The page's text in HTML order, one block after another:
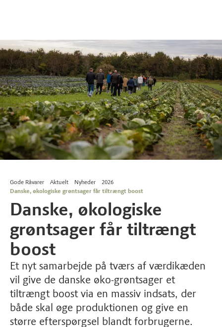
Gode Råvarer Aktuelt Nyheder
2026
Danske, økologiske grøntsager får tiltrængt boost
Danske, økologiske
grøntsager får tiltrængt
boost
Et nyt samarbejde på tværs af værdikæden
vil give de danske øko-grøntsager et
tiltrængt boost via en massiv indsats, der
både skal øge produktionen og give en
større efterspørgsel blandt forbrugerne.